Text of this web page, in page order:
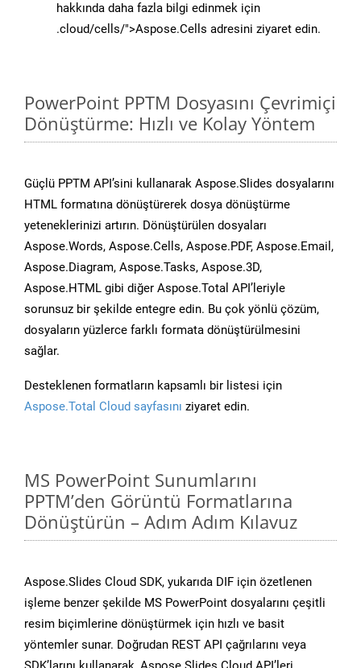
hakkında daha fazla bilgi edinmek için
.cloud/cells/">Aspose.Cells adresini ziyaret edin.
PowerPoint PPTM Dosyasını Çevrimiçi
Dönüştürme: Hızlı ve Kolay Yöntem
Güçlü PPTM API’sini kullanarak Aspose.Slides dosyalarını
HTML formatına dönüştürerek dosya dönüştürme
yeteneklerinizi artırın. Dönüştürülen dosyaları
Aspose.Words, Aspose.Cells, Aspose.PDF, Aspose.Email,
Aspose.Diagram, Aspose.Tasks, Aspose.3D,
Aspose.HTML gibi diğer Aspose.Total API’leriyle
sorunsuz bir şekilde entegre edin. Bu çok yönlü çözüm,
dosyaların yüzlerce farklı formata dönüştürülmesini
sağlar.
Desteklenen formatların kapsamlı bir listesi için
Aspose.Total Cloud sayfasını ziyaret edin.
MS PowerPoint Sunumlarını
PPTM’den Görüntü Formatlarına
Dönüştürün – Adım Adım Kılavuz
Aspose.Slides Cloud SDK, yukarıda DIF için özetlenen
işleme benzer şekilde MS PowerPoint dosyalarını çeşitli
resim biçimlerine dönüştürmek için hızlı ve basit
yöntemler sunar. Doğrudan REST API çağrılarını veya